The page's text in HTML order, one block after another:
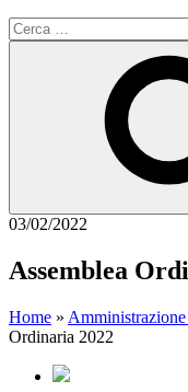
Cerca:
03/02/2022
Assemblea
Home » Amministrazione
Ordinaria 2022